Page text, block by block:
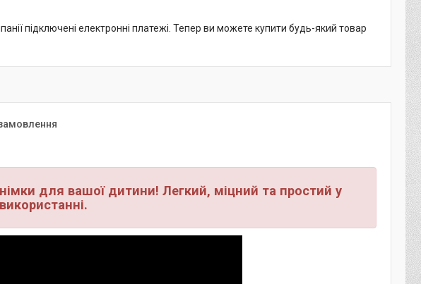
підключені електронні платежі. Тепер ви можете купити будь-який товар
для вашої дитини! Легкий, міцний та простий у
використанні.